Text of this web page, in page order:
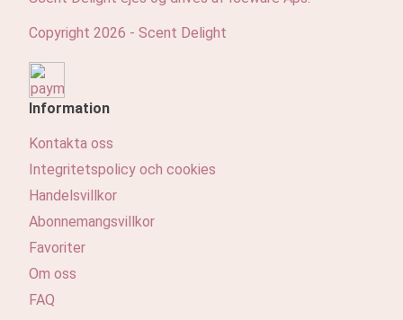
Copyright 2026 - Scent Delight
Information
Kontakta oss
Integritetspolicy och cookies
Handelsvillkor
Abonnemangsvillkor
Favoriter
Om oss
FAQ